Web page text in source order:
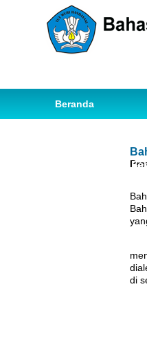
Beranda
Ihwal Pemetaan
di